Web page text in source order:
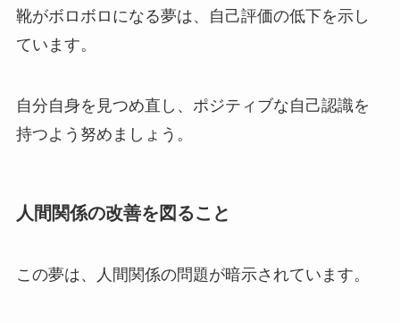
靴がボロボロになる夢は、自己評価の低下を示し
ています。
自分自身を見つめ直し、ポジティブな自己認識を
持つよう努めましょう。
人間関係の改善を図ること
この夢は、人間関係の問題が暗示されています。